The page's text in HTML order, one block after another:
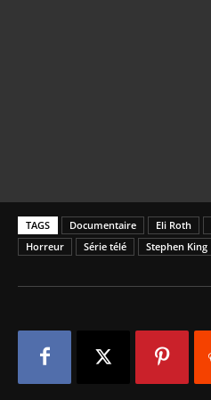
TAGS Documentaire Eli Roth
Horreur
Série télé Stephen King